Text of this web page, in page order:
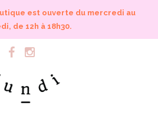
est ouverte du mercredi au
de 12h à 18h30.